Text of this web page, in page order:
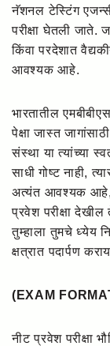
नॅशनल टेस्टिंग
परीक्षा घेतली जाते.
किंवा परदेशात
आवश्यक आहे.
भारतातील
पेक्षा जास्त
संस्था या त्यांच्या
साधी गोष्ट नाही,
अत्यंत आवश्यक आहे,
प्रवेश परीक्षा
तुम्हाला तुमचे ध्येय
क्षत्रात पदार्पण
(EXAM
नीट प्रवेश परीक्षा